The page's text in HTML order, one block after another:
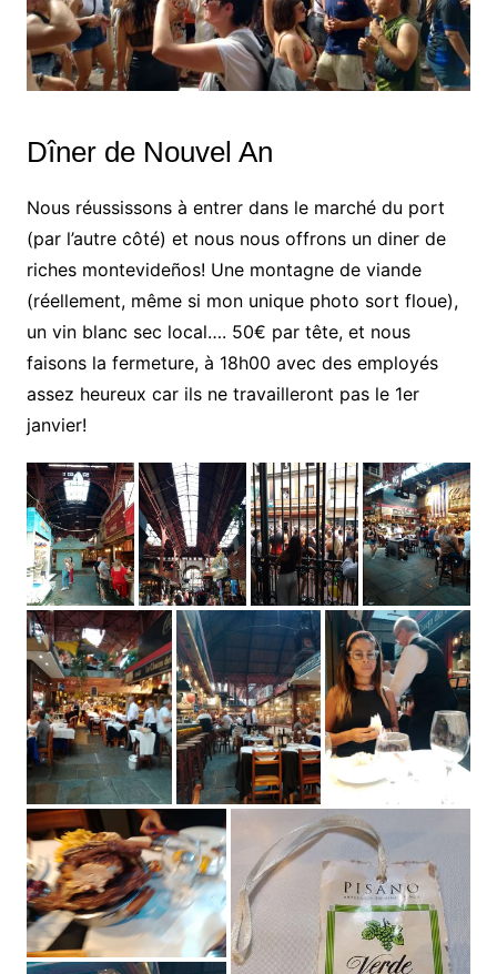
Dîner de Nouvel An
Nous réussissons à entrer dans le marché du port
(par l’autre côté) et nous nous offrons un diner de
riches montevideños! Une montagne de viande
(réellement, même si mon unique photo sort floue),
un vin blanc sec local…. 50€ par tête, et nous
faisons la fermeture, à 18h00 avec des employés
assez heureux car ils ne travailleront pas le 1er
janvier!